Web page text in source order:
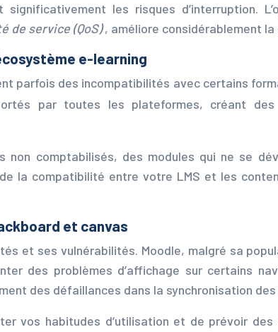
significativement les risques d’interruption.
de service (QoS), améliore considérablement
e-learning
parfois des incompatibilités avec certains
par toutes les plateformes, créant
non comptabilisés, des modules qui ne se
la compatibilité entre votre LMS et les
et canvas
et ses vulnérabilités. Moodle, malgré sa
des problèmes d’affichage sur certains
des défaillances dans la synchronisation
vos habitudes d’utilisation et de prévoir